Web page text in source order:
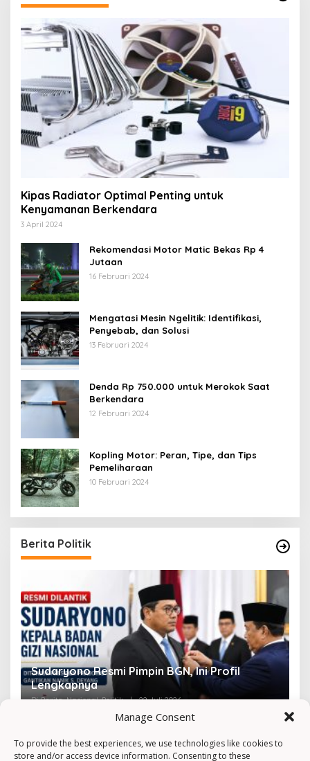
Manage Consent
To provide the best experiences, we use technologies like cookies to
store and/or access device information. Consenting to these
Kipas Radiator Optimal Penting untuk
Kenyamanan Berkendara
3 April 2024
Rekomendasi Motor Matic Bekas Rp 4
Jutaan
16 Februari 2024
Mengatasi Mesin Ngelitik: Identifikasi,
Penyebab, dan Solusi
13 Februari 2024
Denda Rp 750.000 untuk Merokok Saat
Berkendara
12 Februari 2024
Kopling Motor: Peran, Tipe, dan Tips
Pemeliharaan
10 Februari 2024
Berita Politik
Sudaryono Resmi Pimpin BGN, Ini Profil
Lengkapnya
Di Berita, Nasional, Politik | 22 Juli 2026 Di